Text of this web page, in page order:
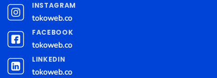
INSTAGRAM
tokoweb.co
FACEBOOK
tokoweb.co
LINKEDIN
tokoweb.co